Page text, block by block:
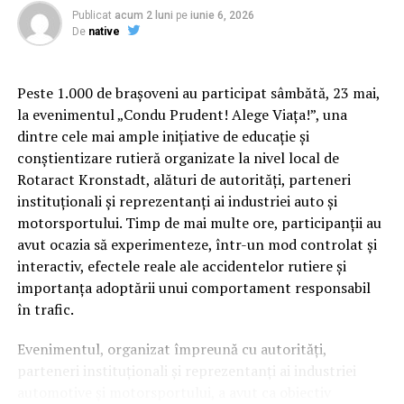
ARTICOLE PE ACEIASI TEMA: PRIMA
URMATORUL
Dark Web, partea nevăzută a internetului. Doar 4%
reprezintă internetul vizibil, pe care îl accesăm în
fiecare zi | BacauAZI
NU RATATI
Horoscop 4 ianuarie. Zodiile care astăzi trebuie să evite
| BacauAZI
Cum știu dacă am obezitate? Rolul IMC și al
evaluării medicale
Deși Indicele de Masă Corporală (IMC) este utilizat
frecvent pentru clasificarea
Medicul poate lua în considerare raportul talie–
înălțime, impactul asupra sănătății, calitatea vieții,
Publicat acum 2 luni pe iunie 6, 2026
De native
Peste 1.000 de brașoveni au participat sâmbătă, 23 mai,
la evenimentul „Condu Prudent! Alege Viața!”, una
dintre cele mai ample inițiative de educație și
conștientizare rutieră organizate la nivel local de
Rotaract Kronstadt, alături de autorități, parteneri
instituționali și reprezentanți ai industriei auto și
motorsportului. Timp de mai multe ore, participanții au
avut ocazia să experimenteze, într-un mod controlat și
interactiv, efectele reale ale accidentelor rutiere și
importanța adoptării unui comportament responsabil
în trafic.
Evenimentul, organizat împreună cu autorități,
parteneri instituționali și reprezentanți ai industriei